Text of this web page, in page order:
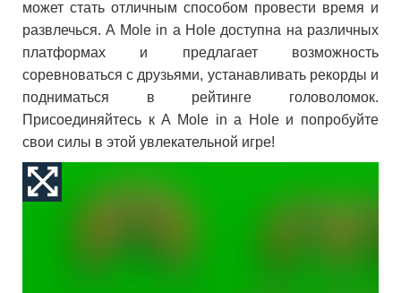
может стать отличным способом провести время и
развлечься. A Mole in a Hole доступна на различных
платформах и предлагает возможность
соревноваться с друзьями, устанавливать рекорды и
подниматься в рейтинге головоломок.
Присоединяйтесь к A Mole in a Hole и попробуйте
свои силы в этой увлекательной игре!